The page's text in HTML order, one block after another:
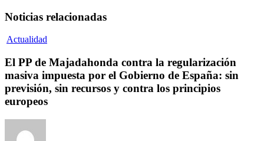
Noticias relacionadas
Actualidad
El PP de Majadahonda contra la regularización
masiva impuesta por el Gobierno de España: sin
previsión, sin recursos y contra los principios
europeos